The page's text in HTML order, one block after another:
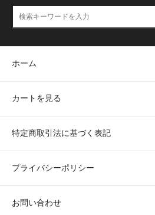
ホーム
カートを見る
特定商取引法に基づく表記
プライバシーポリシー
お問い合わせ